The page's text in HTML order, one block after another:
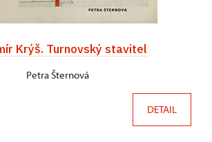
Krýš. Turnovský stavitel
Petra Šternová
DETAIL